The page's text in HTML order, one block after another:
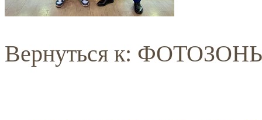
Вернуться к: